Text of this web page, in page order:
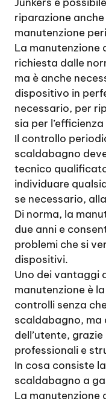
riparazione
manutenzione
La manutenzione
richiesta dalle
ma è anche
dispositivo in
necessario, per
sia per
Il controllo
scaldabagno
tecnico
individuare
se necessario,
Di norma, la
due anni e
problemi che si
dispositivi.
Uno dei vantaggi
manutenzione è
controlli senza
scaldabagno, ma
dell’utente,
professionali e
In cosa consiste
scaldabagno a
La manutenzione